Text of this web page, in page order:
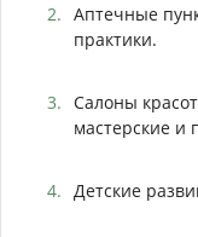
Аптечные
практики.
Салоны
мастерские и
Детские